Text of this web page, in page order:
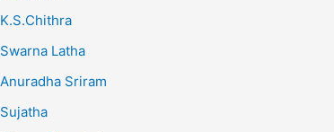
K.S.Chithra
Swarna Latha
Anuradha Sriram
Sujatha